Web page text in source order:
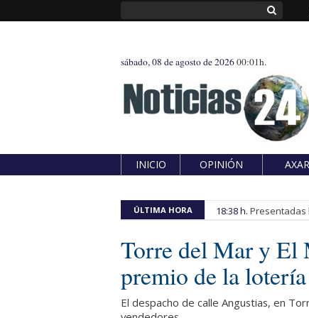
sábado, 08 de agosto de 202600:01h.
INICIO OPINIÓN
ÚLTIMA HORA 18:38 h. Presentadas
Torre del Mar y El
premio de la
El despacho de calle Angustias, en